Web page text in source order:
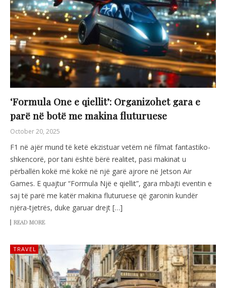
‘Formula One e qiellit’: Organizohet gara e
parë në botë me makina fluturuese
October 20, 2025
F1 në ajër mund të ketë ekzistuar vetëm në filmat fantastiko-
shkencorë, por tani është bërë realitet, pasi makinat u
përballën kokë më kokë në një garë ajrore në Jetson Air
Games. E quajtur “Formula Një e qiellit”, gara mbajti eventin e
saj të parë me katër makina fluturuese që garonin kundër
njëra-tjetrës, duke garuar drejt […]
READ MORE
TRAVEL